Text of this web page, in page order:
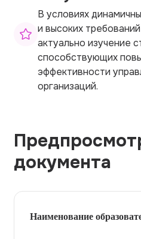
В условиях
и высоких
актуально изучение
способствующих
эффективности
организаций.
документа
Наименование